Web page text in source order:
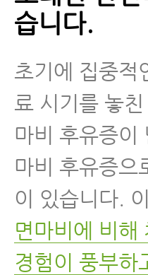
습니다.
초기에 집중적
료 시기를 놓
마비 후유증이
마비 후유증으
이 있습니다.
면마비에 비해
경험이 풍부하